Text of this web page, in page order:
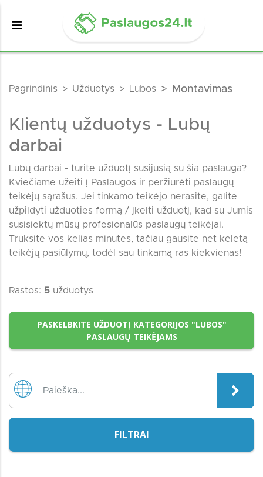
Pagrindinis Užduotys Lubos Montavimas
Klientų užduotys - Lubų
darbai
Lubų darbai - turite užduotį susijusią su šia paslauga?
Kviečiame užeiti į Paslaugos ir peržiūrėti paslaugų
teikėjų sąrašus. Jei tinkamo teikėjo nerasite, galite
užpildyti užduoties formą / įkelti užduotį, kad su Jumis
susisiektų mūsų profesionalūs paslaugų teikėjai.
Truksite vos kelias minutes, tačiau gausite net keletą
teikėjų pasiūlymų, todėl sau tinkamą ras kiekvienas!
Rastos: 5 užduotys
PASKELBKITE UŽDUOTĮ KATEGORIJOS "LUBOS"
PASLAUGŲ TEIKĖJAMS
FILTRAI